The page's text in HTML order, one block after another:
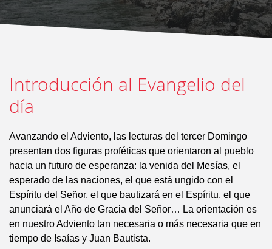
Introducción al Evangelio del
día
Avanzando el Adviento, las lecturas del tercer Domingo
presentan dos figuras proféticas que orientaron al pueblo
hacia un futuro de esperanza: la venida del Mesías, el
esperado de las naciones, el que está ungido con el
Espíritu del Señor, el que bautizará en el Espíritu, el que
anunciará el Año de Gracia del Señor… La orientación es
en nuestro Adviento tan necesaria o más necesaria que en
tiempo de Isaías y Juan Bautista.